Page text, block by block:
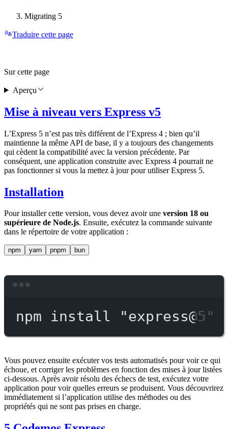
Migrating 5
Traduire cette page
Mise à niveau vers Express v5
L’Express 5 n’est pas très différent de l’Express 4 ; bien qu’il
maintienne la même API de base, il y a toujours des changements
qui cèdent la compatibilité avec la version précédente. Par
conséquent, une application construite avec Express 4 pourrait ne
pas fonctionner si vous la mettez à jour pour utiliser Express 5.
Installation
Pour installer cette version, vous devez avoir une version 18 ou
supérieure de Node.js. Ensuite, exécutez la commande suivante
dans le répertoire de votre application :
npm yarn pnpm bun
npm install "express@5"
Vous pouvez ensuite exécuter vos tests automatisés pour voir ce qui
échoue, et corriger les problèmes en fonction des mises à jour listées
ci-dessous. Après avoir résolu des échecs de test, exécutez votre
application pour voir quelles erreurs se produisent. Vous découvrirez
immédiatement si l’application utilise des méthodes ou des
propriétés qui ne sont pas prises en charge.
Sur cette page
Aperçu